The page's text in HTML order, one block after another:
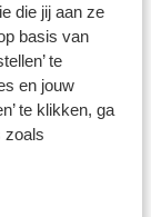
die jij aan ze
basis van
te
en jouw
te klikken, ga
zoals
289 reviews
61 reviews
41 reviews
26 reviews